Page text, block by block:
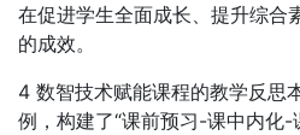
在促进学生全面成长、提升综合
的成效。
4 数智技术赋能课程的教学反思
例，构建了“课前预习-课中内化-